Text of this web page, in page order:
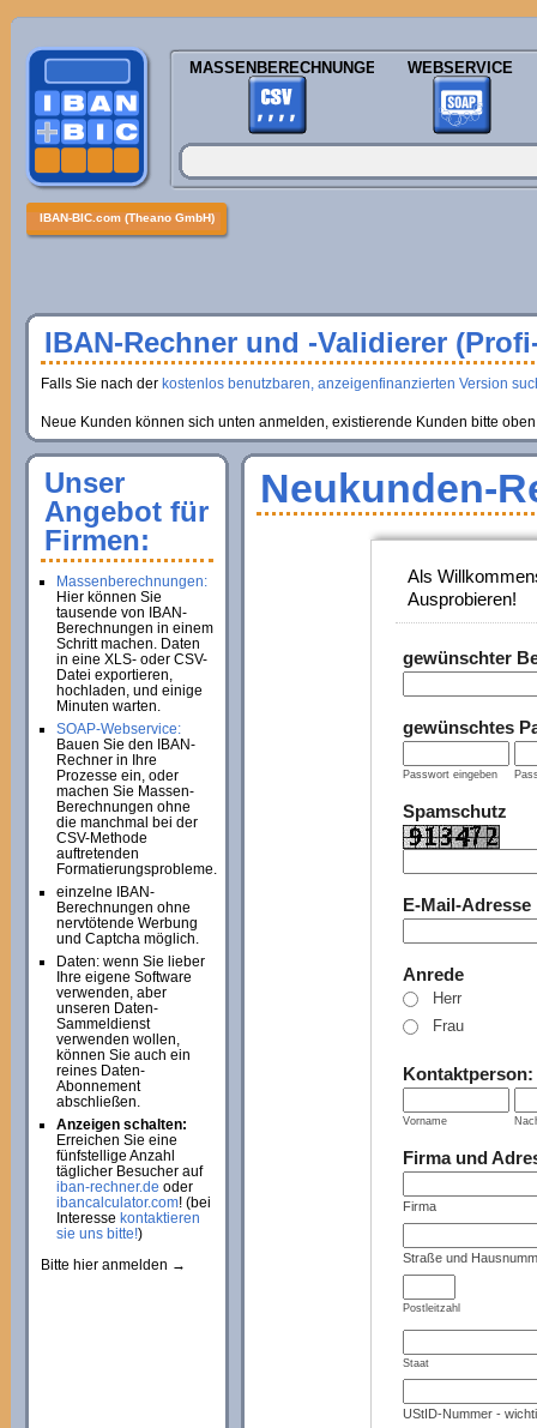
MASSENBERECHNUNGEN WEBSERVICE
IBAN-BIC.com (Theano GmbH)
IBAN-Rechner und -Validierer
Falls Sie nach der kostenlos benutzbaren, anzeigenfinanzierten Version
Neue Kunden können sich unten anmelden, existierende Kunden bitte
Neukunden-
Als
Ausprobieren!
gewünschter
gewünschtes
Passwort eingeben
Spamschutz
E-Mail-Adresse
Anrede
Herr
Frau
Kontaktperson:
Vorname
Firma und
Firma
Straße und
Postleitzahl
Staat
UStID-Nummer -
Unser
Angebot für
Firmen:
Massenberechnungen:
Hier können Sie
tausende von IBAN-
Berechnungen in einem
Schritt machen. Daten
in eine XLS- oder CSV-
Datei exportieren,
hochladen, und einige
Minuten warten.
SOAP-Webservice:
Bauen Sie den IBAN-
Rechner in Ihre
Prozesse ein, oder
machen Sie Massen-
Berechnungen ohne
die manchmal bei der
CSV-Methode
auftretenden
Formatierungsprobleme.
einzelne IBAN-
Berechnungen ohne
nervtötende Werbung
und Captcha möglich.
Daten: wenn Sie lieber
Ihre eigene Software
verwenden, aber
unseren Daten-
Sammeldienst
verwenden wollen,
können Sie auch ein
reines Daten-
Abonnement
abschließen.
Anzeigen schalten:
Erreichen Sie eine
fünfstellige Anzahl
täglicher Besucher auf
iban-rechner.de oder
ibancalculator.com! (bei
Interesse kontaktieren
sie uns bitte!)
Bitte hier anmelden →